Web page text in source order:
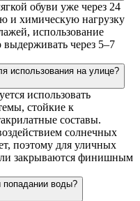
обуви уже через 24
и химическую нагрузку
использование
через 5–7
использования на улице?
использовать
стойкие к
составы.
солнечных
поэтому для уличных
закрываются финишным
попадании воды?